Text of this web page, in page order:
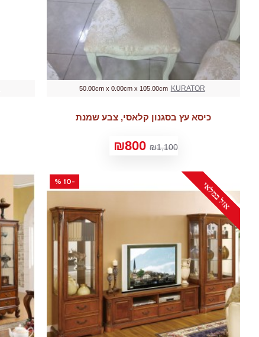
KURATOR
50.00cm x 0.00cm x 105.00cm
כיסא עץ בסגנון קלאסי, צבע שמנת
₪1,100
₪800
-10 % אזל במלאי